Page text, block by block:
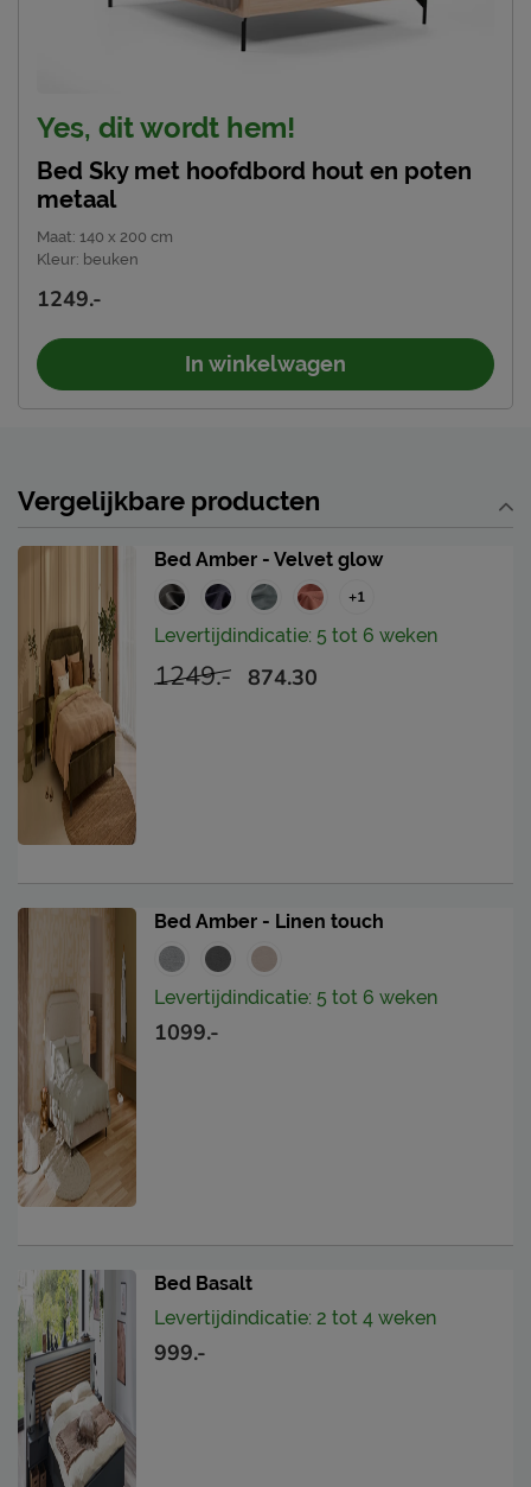
Yes, dit wordt hem!
Bed Sky met hoofdbord hout en poten
metaal
Maat: 140 x 200 cm
Kleur: beuken
1249.-
In winkelwagen
Vergelijkbare producten
Bed Amber - Velvet glow
+1
Levertijdindicatie: 5 tot 6 weken
1249.- 874.30
Bed Amber - Linen touch
Levertijdindicatie: 5 tot 6 weken
1099.-
Bed Basalt
Levertijdindicatie: 2 tot 4 weken
999.-